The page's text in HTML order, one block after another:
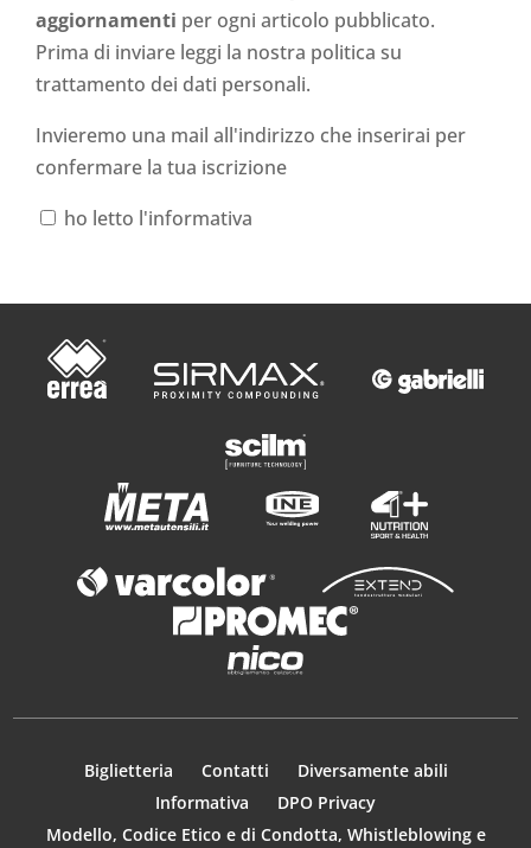
aggiornamenti per ogni articolo pubblicato.
Prima di inviare leggi la nostra politica su
trattamento dei dati personali.
Invieremo una mail all'indirizzo che inserirai per
confermare la tua iscrizione
ho letto l'informativa
Biglietteria Contatti
Diversamente abili
Informativa
DPO Privacy
Modello, Codice Etico e di Condotta, Whistleblowing e